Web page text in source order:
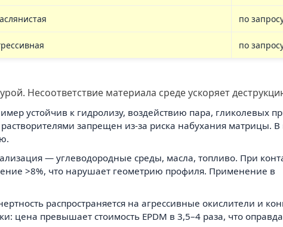
по
по
Несоответствие материала среде ускоряет
устойчив к гидролизу, воздействию пара, гликолевых
запрещен из-за риска набухания матрицы.
— углеводородные среды, масла, топливо. При
>8%, что нарушает геометрию профиля. Применение в
распространяется на агрессивные окислители и
цена превышает стоимость EPDM в 3,5–4 раза, что